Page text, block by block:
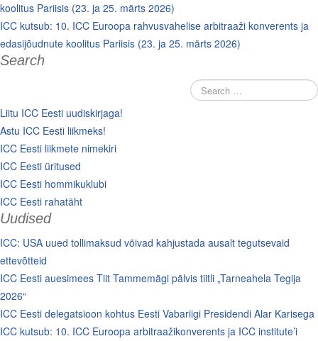
koolitus Pariisis (23. ja 25. märts 2026)
ICC kutsub: 10. ICC Euroopa rahvusvahelise arbitraaži konverents ja
edasijõudnute koolitus Pariisis (23. ja 25. märts 2026)
Search
Liitu ICC Eesti uudiskirjaga!
Astu ICC Eesti liikmeks!
ICC Eesti liikmete nimekiri
ICC Eesti üritused
ICC Eesti hommikuklubi
ICC Eesti rahatäht
Uudised
ICC: USA uued tollimaksud võivad kahjustada ausalt tegutsevaid
ettevõtteid
ICC Eesti auesimees Tiit Tammemägi pälvis tiitli „Tarneahela Tegija
2026“
ICC Eesti delegatsioon kohtus Eesti Vabariigi Presidendi Alar Karisega
ICC kutsub: 10. ICC Euroopa arbitraažikonverents ja ICC institute’i